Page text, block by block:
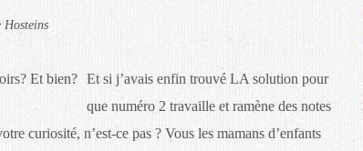
Hosteins
Et si j’avais enfin trouvé LA solution pour
que numéro 2 travaille et ramène des notes
curiosité, n’est-ce pas ? Vous les mamans d’enfants